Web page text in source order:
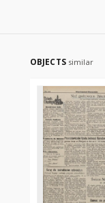
OBJECTS similar